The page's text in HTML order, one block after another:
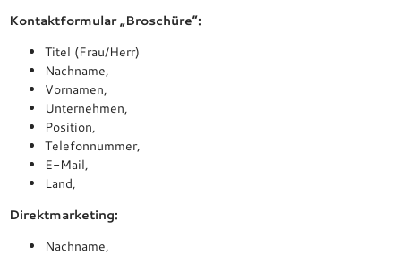
Kontaktformular „Broschüre“:
Titel (Frau/Herr)
Nachname,
Vornamen,
Unternehmen,
Position,
Telefonnummer,
E-Mail,
Land,
Direktmarketing:
Nachname,